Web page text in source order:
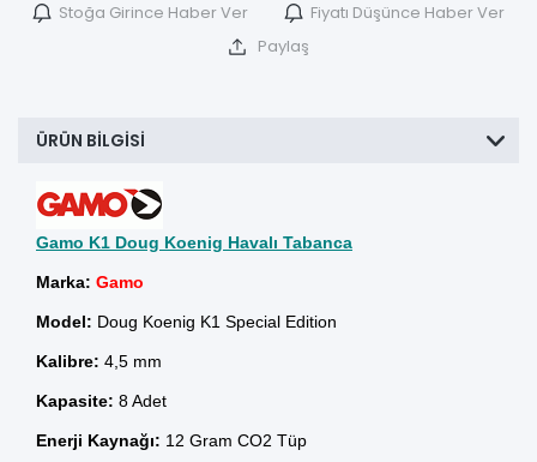
Stoğa Girince Haber Ver Fiyatı Düşünce Haber Ver
Paylaş
ÜRÜN BILGISI
Gamo K1 Doug Koenig Havalı Tabanca
Marka: Gamo
Model: Doug Koenig K1 Special Edition
Kalibre: 4,5 mm
Kapasite: 8 Adet
Enerji Kaynağı: 12 Gram CO2 Tüp